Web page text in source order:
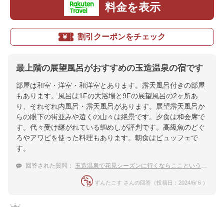
料金を表示
割引クーポンをチェック
最上階の展望風呂がおすすめの玉造温泉の宿です
部屋は和室・洋室・和洋室とあります。露天風呂付きの部屋
もあります。風呂は1Fの大浴場と9Fの展望風呂の2ヶ所あ
り、それぞれ内風呂・露天風呂があります。展望露天風呂か
らの眼下の街並みや遠くの山々は絶景です。夕食は和会席で
す。代々受け継がれている鯛めしが評判です。高級魚のどぐ
ろやアワビを使った料理もあります。朝食はビュッフェで
す。
回答された質問： 玉造温泉で花見シーズンに行くならここという宿を教えて！
ずんたこす さんの回答（投稿日：2024/6/ 6 ）